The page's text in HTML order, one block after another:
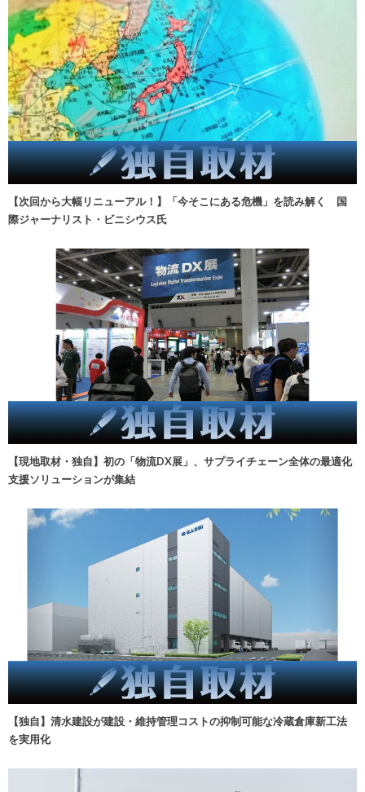
【次回から大幅リニューアル！】「今そこにある危機」を読み解く 国
際ジャーナリスト・ビニシウス氏
【現地取材・独自】初の「物流DX展」、サプライチェーン全体の最適化
支援ソリューションが集結
【独自】清水建設が建設・維持管理コストの抑制可能な冷蔵倉庫新工法
を実用化